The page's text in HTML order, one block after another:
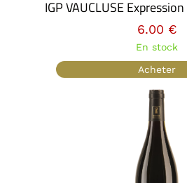
IGP VAUCLUSE
6.00 €
En stock
Acheter